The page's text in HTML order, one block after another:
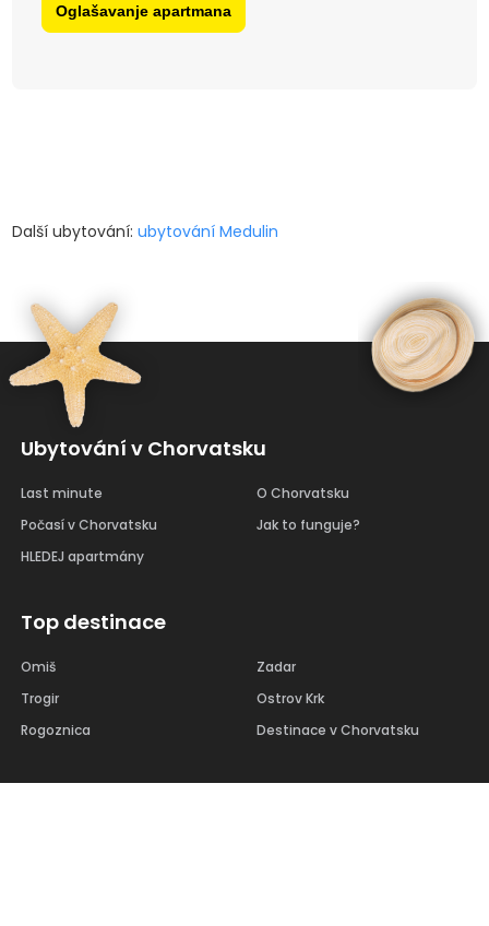
Oglašavanje apartmana
Další ubytování: ubytování Medulin
Ubytování v Chorvatsku
Last minute
Počasí v Chorvatsku
HLEDEJ apartmány
O Chorvatsku
Jak to funguje?
Top destinace
Omiš
Trogir
Rogoznica
Zadar
Ostrov Krk
Destinace v Chorvatsku